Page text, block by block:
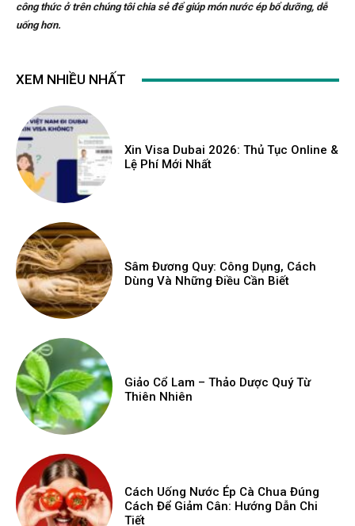
công thức ở trên chúng tôi chia sẻ để giúp món nước ép bổ dưỡng, dễ
uống hơn.
XEM NHIỀU NHẤT
Xin Visa Dubai 2026: Thủ Tục Online &
Lệ Phí Mới Nhất
Sâm Đương Quy: Công Dụng, Cách
Dùng Và Những Điều Cần Biết
Giảo Cổ Lam – Thảo Dược Quý Từ
Thiên Nhiên
Cách Uống Nước Ép Cà Chua Đúng
Cách Để Giảm Cân: Hướng Dẫn Chi
Tiết